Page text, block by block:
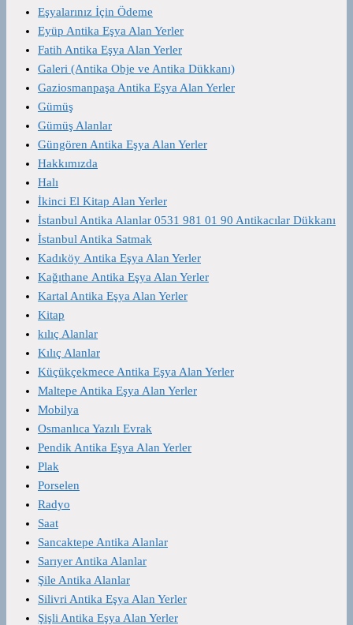
Eşyalarınız İçin Ödeme
Eyüp Antika Eşya Alan Yerler
Fatih Antika Eşya Alan Yerler
Galeri (Antika Obje ve Antika Dükkanı)
Gaziosmanpaşa Antika Eşya Alan Yerler
Gümüş
Gümüş Alanlar
Güngören Antika Eşya Alan Yerler
Hakkımızda
Halı
İkinci El Kitap Alan Yerler
İstanbul Antika Alanlar 0531 981 01 90 Antikacılar Dükkanı
İstanbul Antika Satmak
Kadıköy Antika Eşya Alan Yerler
Kağıthane Antika Eşya Alan Yerler
Kartal Antika Eşya Alan Yerler
Kitap
kılıç Alanlar
Kılıç Alanlar
Küçükçekmece Antika Eşya Alan Yerler
Maltepe Antika Eşya Alan Yerler
Mobilya
Osmanlıca Yazılı Evrak
Pendik Antika Eşya Alan Yerler
Plak
Porselen
Radyo
Saat
Sancaktepe Antika Alanlar
Sarıyer Antika Alanlar
Şile Antika Alanlar
Silivri Antika Eşya Alan Yerler
Şişli Antika Eşya Alan Yerler